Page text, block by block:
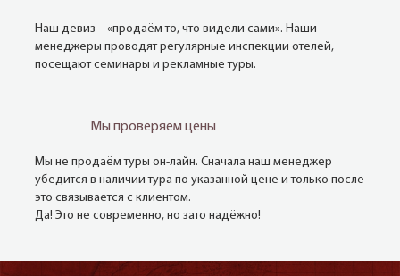
Наш девиз – «продаём то, что видели сами». Наши
менеджеры проводят регулярные инспекции отелей,
посещают семинары и рекламные туры.
Мы проверяем цены
Мы не продаём туры он-лайн. Сначала наш менеджер
убедится в наличии тура по указанной цене и только после
это связывается с клиентом.
Да! Это не современно, но зато надёжно!